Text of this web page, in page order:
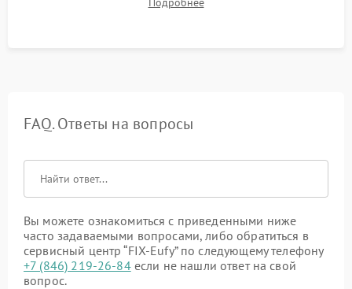
Тестирование автоматического возврата на док-станцию и
FAQ. Ответы на вопросы
Вы можете ознакомиться с приведенными ниже
часто задаваемыми вопросами, либо обратиться в
сервисный центр “FIX-Eufy” по следующему телефону
+7 (846) 219-26-84если не нашли ответ на свой
вопрос.